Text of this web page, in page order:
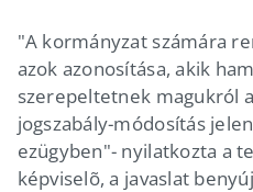
"A kormányzat számára
azok azonosítása, akik
szerepeltetnek magukról
jogszabály-módosítás
ezügyben"- nyilatkozta a
képviselõ, a javaslat